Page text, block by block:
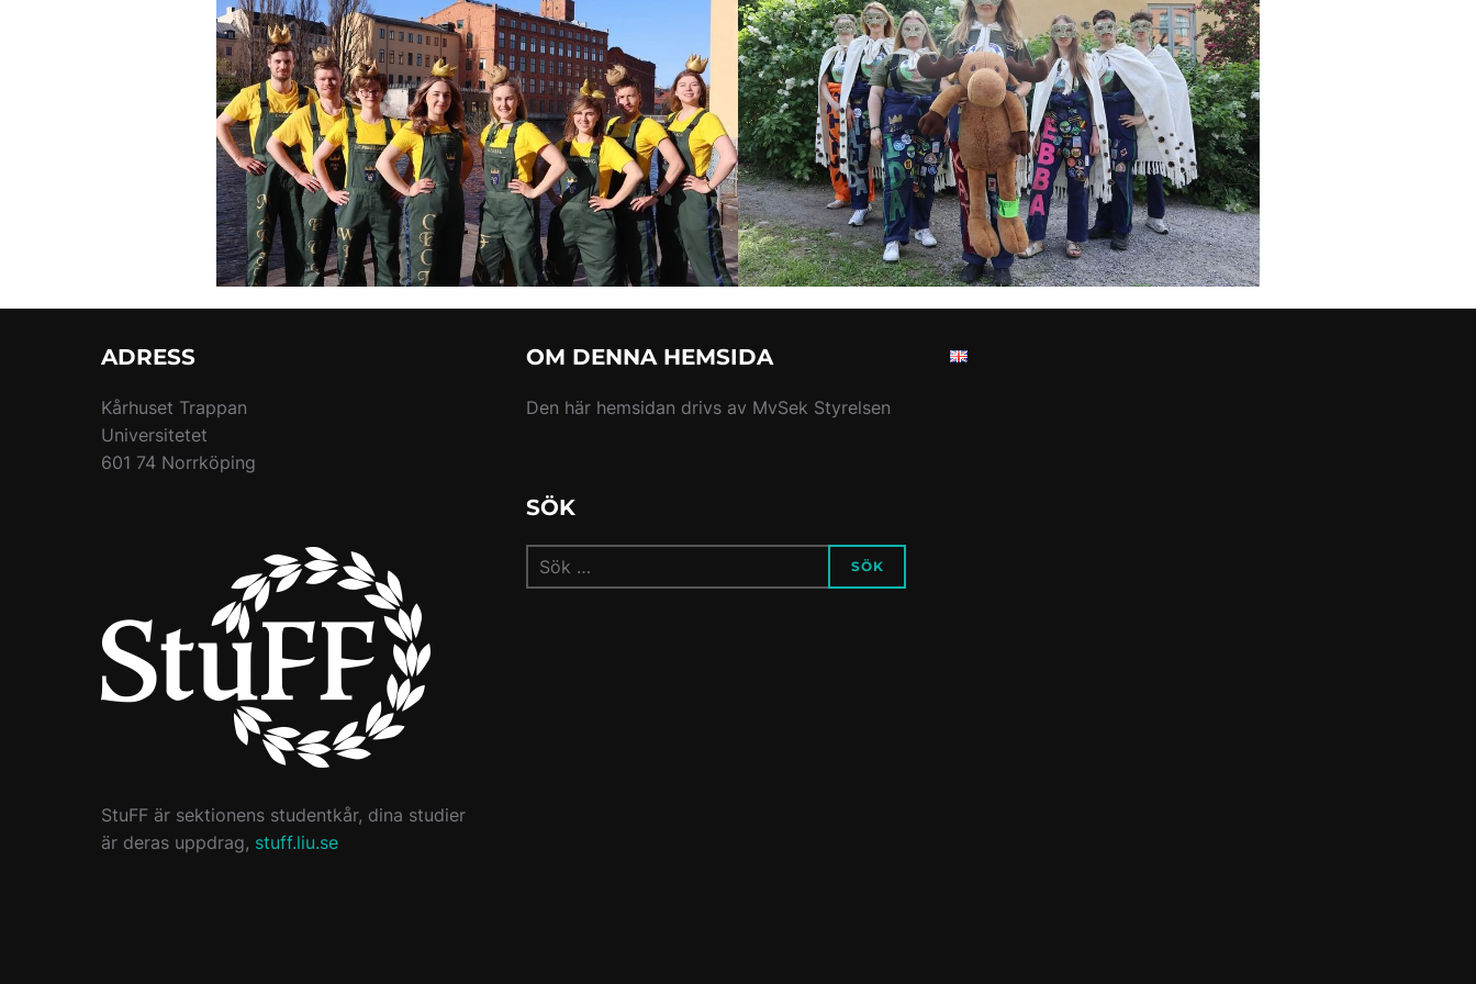
ADRESS
Kårhuset Trappan
Universitetet
601 74 Norrköping
StuFF är sektionens studentkår, dina studier
är deras uppdrag, stuff.liu.se
OM DENNA HEMSIDA
Den här hemsidan drivs av MvSek Styrelsen
SÖK
Sök
efter:
SÖK